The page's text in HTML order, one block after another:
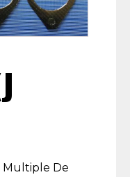
Multiple De